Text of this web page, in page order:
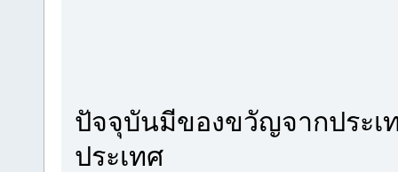
ปัจจุบันมีของขวัญจากประเ
ประเทศ